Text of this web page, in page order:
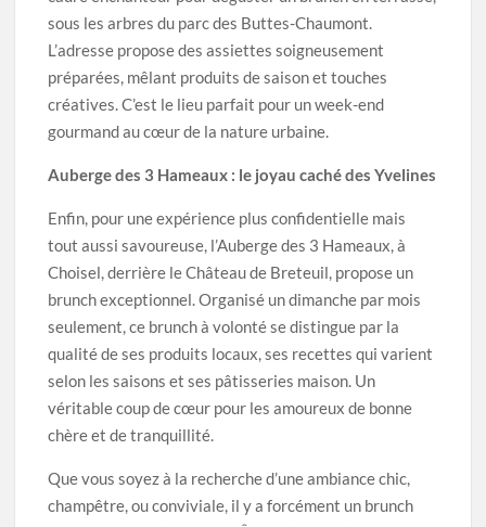
sous les arbres du parc des Buttes-Chaumont.
L’adresse propose des assiettes soigneusement
préparées, mêlant produits de saison et touches
créatives. C’est le lieu parfait pour un week-end
gourmand au cœur de la nature urbaine.
Auberge des 3 Hameaux : le joyau caché des Yvelines
Enfin, pour une expérience plus confidentielle mais
tout aussi savoureuse, l’Auberge des 3 Hameaux, à
Choisel, derrière le Château de Breteuil, propose un
brunch exceptionnel. Organisé un dimanche par mois
seulement, ce brunch à volonté se distingue par la
qualité de ses produits locaux, ses recettes qui varient
selon les saisons et ses pâtisseries maison. Un
véritable coup de cœur pour les amoureux de bonne
chère et de tranquillité.
Que vous soyez à la recherche d’une ambiance chic,
champêtre, ou conviviale, il y a forcément un brunch